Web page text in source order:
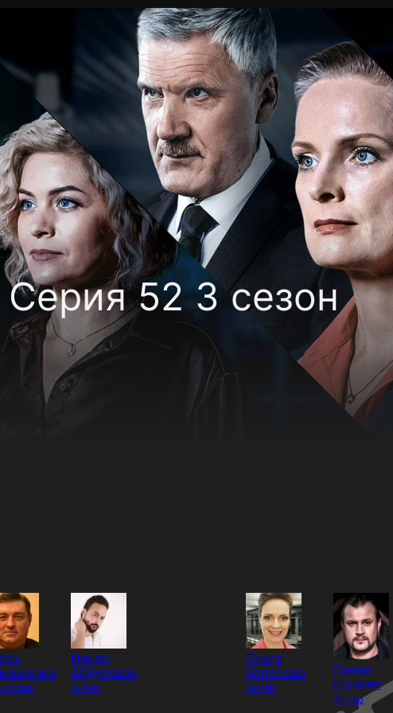
52 3 сезон
Ильяр
Абдуллаев
Актёр
Ольга
Копосова
Актёр
Павел
Шуваев
Актёр
Для партнёров
Открыть приложение